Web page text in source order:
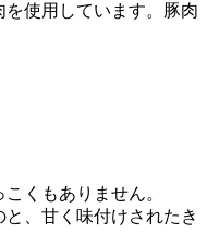
使用しています。豚肉
くもありません。
、甘く味付けされたき